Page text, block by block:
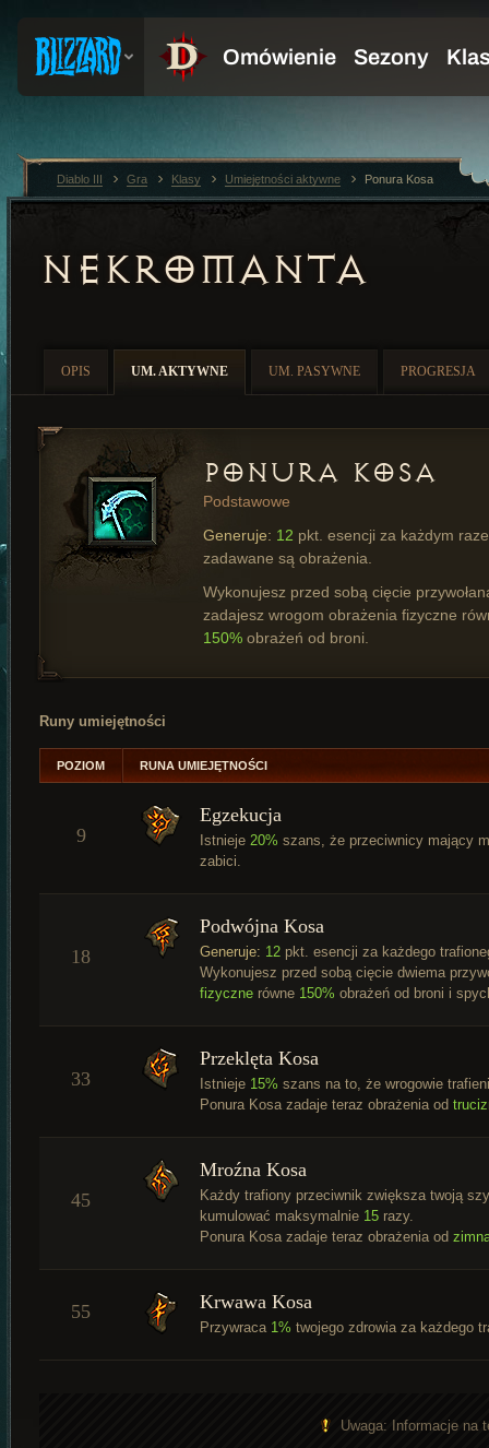
NEKROMANTA
OPIS UM. AKTYWNE UM. PASYWNE PROGRESJA
Ponura Kosa
Podstawowe
Generuje: 12 pkt. esencji za każdym
zadawane są obrażenia.
Wykonujesz przed sobą cięcie
zadajesz wrogom obrażenia fizyczne
150% obrażeń od broni.
Runy umiejętności
POZIOM RUNA UMIEJĘTNOŚCI
9
Egzekucja
Istnieje 20% szans, że przeciwnicy mający
zabici.
18
Podwójna Kosa
Generuje: 12 pkt. esencji za każdego
Wykonujesz przed sobą cięcie dwiema
fizyczne równe 150% obrażeń od broni i
33
Przeklęta Kosa
Istnieje 15% szans na to, że wrogowie
Ponura Kosa zadaje teraz obrażenia od
45
Mroźna Kosa
Każdy trafiony przeciwnik zwiększa twoją
kumulować maksymalnie 15 razy.
Ponura Kosa zadaje teraz obrażenia od
55 Krwawa Kosa
Przywraca 1% twojego zdrowia za każdego
Uwaga: Informacje na
Diablo III Gra Klasy Umiejętności aktywne Ponura Kosa